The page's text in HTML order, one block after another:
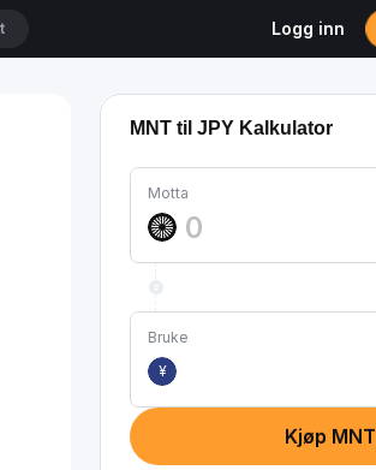
Logg inn
MNT til JPY Kalkulator
Motta
Bruke
¥
Kjøp MNT